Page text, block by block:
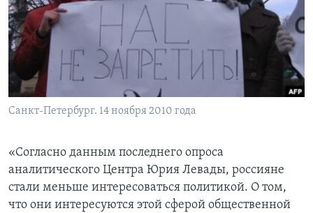
Learning English
СОЦИАЛЬНЫЕ СЕТИ
Санкт-Петербург. 14 ноября 2010 года
«Согласно данным последнего опроса
аналитического Центра Юрия Левады, россияне
стали меньше интересоваться политикой. О том,
что они интересуются этой сферой общественной